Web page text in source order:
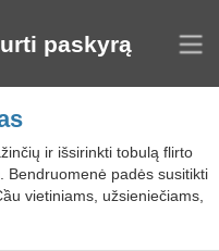
paskyrą
ir išsirinkti tobulą flirto
Bendruomenė padės susitikti
vietiniams, užsieniečiams,